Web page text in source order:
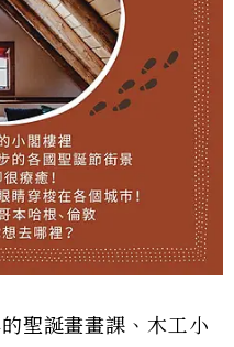
聖誕畫畫課、木工小